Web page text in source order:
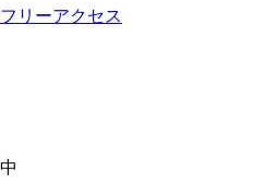
フリーアクセス